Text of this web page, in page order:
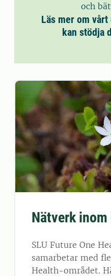
och
Läs mer om
kan stödja
Nätverk inom
SLU Future One
samarbetar med
Health-området.